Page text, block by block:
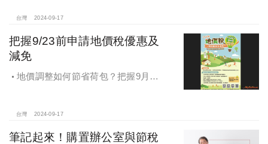
台灣 2024-09-17
把握9/23前申請地價稅優惠及
減免
地價調整如何節省荷包？把握9月23
台灣 2024-09-17
筆記起來！購置辦公室與節稅